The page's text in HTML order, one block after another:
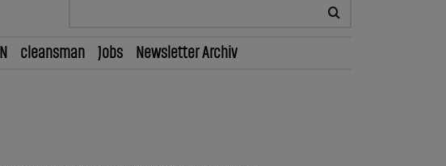
cleansman Jobs Newsletter Archiv